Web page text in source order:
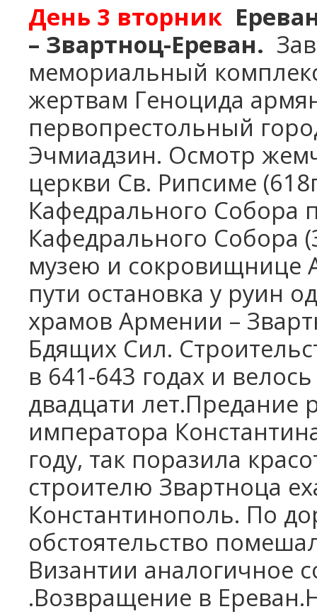
День 3 вторник
– Звартноц-Ереван.
мемориальный
жертвам Геноцида
первопрестольный
Эчмиадзин. Осмотр
церкви Св. Рипсиме
Кафедрального Собора
Кафедрального Собора
музею и сокровищнице
пути остановка у руин
храмов Армении –
Бдящих Сил.
в 641-643 годах и
двадцати лет.Предание
императора
году, так поразила
строителю Звартноца
Константинополь. По
обстоятельство
Византии аналогичное
.Возвращение в